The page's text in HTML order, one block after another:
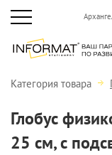
Категория товара
Глобус
25 см, с